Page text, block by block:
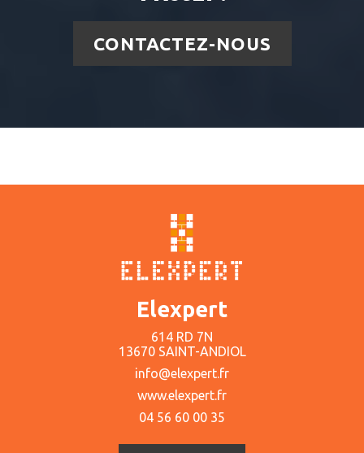
CONTACTEZ-NOUS
Elexpert
614 RD 7N
13670 SAINT-ANDIOL
info@elexpert.fr
www.elexpert.fr
04 56 60 00 35